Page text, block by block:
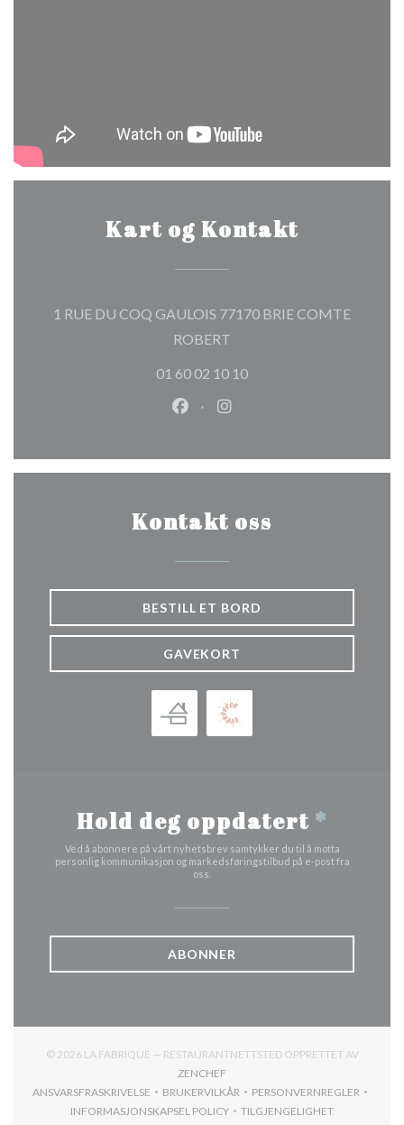
Kart og Kontakt
1 RUE DU COQ GAULOIS 77170 BRIE COMTE
ROBERT
01 60 02 10 10
Facebook ((åpner i et nytt
Instagram ((åpner i et
Kontakt oss
BESTILL ET BORD
GAVEKORT
Hold deg oppdatert *
Ved å abonnere på vårt nyhetsbrev samtykker du til å motta
personlig kommunikasjon og markedsføringstilbud på e-post fra
oss.
ABONNER
© 2026 LA FABRIQUE — RESTAURANTNETTSTED OPPRETTET AV
ZENCHEF
ANSVARSFRASKRIVELSE
((ÅPNER I ET NYTT VINDU))
BRUKERVILKÅR
((ÅPNER I ET NYTT VINDU))
PERSONVERNREGLER
((ÅPNER I ET
INFORMASJONSKAPSEL POLICY
((ÅPNER I ET NYTT VINDU))
TILGJENGELIGHET
((ÅPNER I ET NYTT